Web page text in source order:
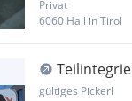
Privat
6060 Hall in Tirol
Weinsberg
gültiges Pickerl